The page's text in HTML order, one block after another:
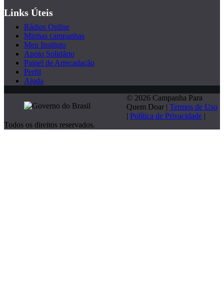
Links Úteis
Rádios Online
Minhas campanhas
Meu Instituto
Apoio Solidário
Painel de Arrecadação
Perfil
Ajuda
© 2026 Campanha Para
Quem Doar | Termos de Uso
| Política de Privacidade |
Todos os direitos reservados.